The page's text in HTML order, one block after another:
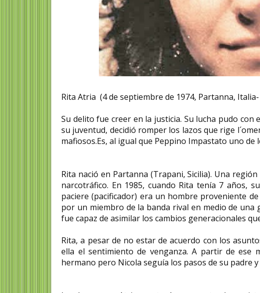
Rita Atria (4 de septiembre de 1974, Partanna,
Su delito fue creer en la justicia. Su lucha pudo con
su juventud, decidió romper los lazos que rige
mafiosos.Es, al igual que Peppino Impastato uno de
Rita nació en Partanna (Trapani, Sicilia). Una
narcotráfico. En 1985, cuando Rita tenía 7 años,
paciere (pacificador) era un hombre proveniente
por un miembro de la banda rival en medio de
fue capaz de asimilar los cambios generacionales
Rita, a pesar de no estar de acuerdo con los
ella el sentimiento de venganza. A partir de ese
hermano pero Nicola seguía los pasos de su padre